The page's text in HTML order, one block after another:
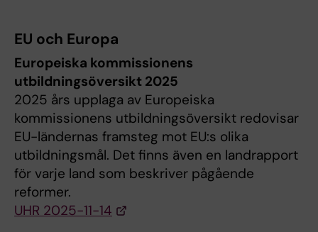
EU och Europa
Europeiska kommissionens
utbildningsöversikt 2025
2025 års upplaga av Europeiska
kommissionens utbildningsöversikt redovisar
EU-ländernas framsteg mot EU:s olika
utbildningsmål. Det finns även en landrapport
för varje land som beskriver pågående
reformer.
UHR 2025-11-14